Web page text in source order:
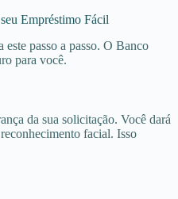
Empréstimo Fácil
passo a passo. O Banco
para você.
da sua solicitação. Você dará
facial. Isso